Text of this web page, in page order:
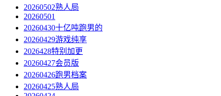
20260502熟人局
20260501
20260430十亿吨跑男的
20260429游戏纯享
2026428特别加更
20260427会员版
20260426跑男档案
20260425熟人局